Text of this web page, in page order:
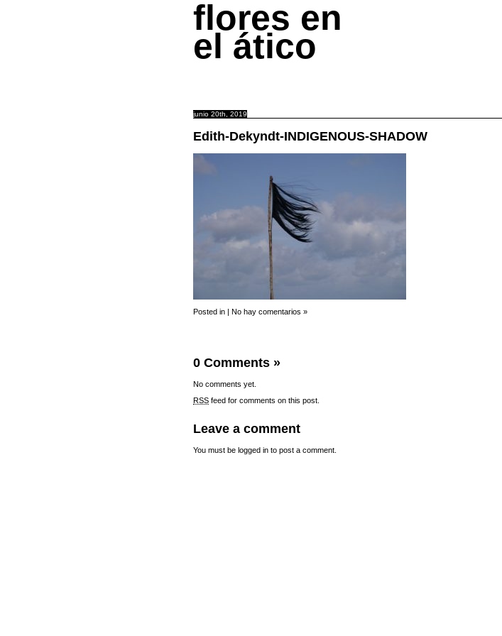
flores en
el ático
junio 20th, 2019
Edith-Dekyndt-INDIGENOUS-SHADOW
Posted in | No hay comentarios »
0 Comments »
No comments yet.
RSS feed for comments on this post.
Leave a comment
You must be logged in to post a comment.